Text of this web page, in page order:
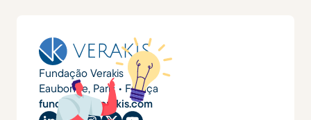
Fundação Verakis
Eaubonne, Paris • França
fundacao@verakis.com